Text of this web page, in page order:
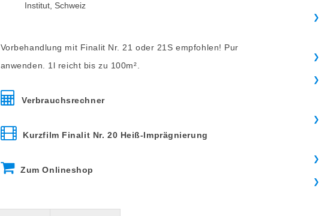
Institut, Schweiz
Vorbehandlung mit Finalit Nr. 21 oder 21S empfohlen! Pur
anwenden. 1l reicht bis zu 100m².
Verbrauchsrechner
Kurzfilm Finalit Nr. 20 Heiß-Imprägnierung
Zum Onlineshop